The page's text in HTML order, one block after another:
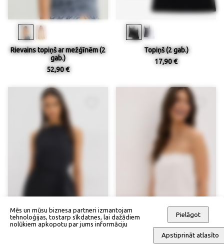
Rievains topiņš ar mežģīnēm (2
gab.)
52,90 €
Topiņš (2 gab.)
17,90 €
Mēs un mūsu biznesa partneri izmantojam
tehnoloģijas, tostarp sīkdatnes, lai dažādiem
nolūkiem apkopotu par jums informāciju
Pielāgot
Apstiprināt atlasīto